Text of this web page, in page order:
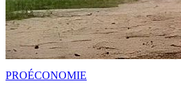
PROÉCONOMIE